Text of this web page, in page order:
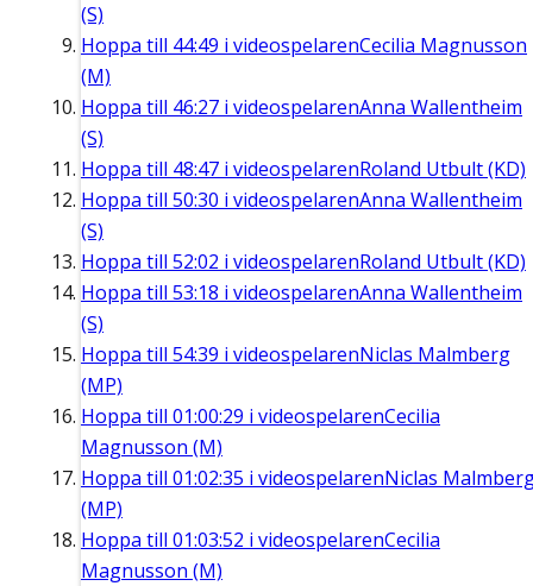
(S)
Hoppa till 44:49 i videospelarenCecilia Magnusson
(M)
Hoppa till 46:27 i videospelarenAnna Wallentheim
(S)
Hoppa till 48:47 i videospelarenRoland Utbult (KD)
Hoppa till 50:30 i videospelarenAnna Wallentheim
(S)
Hoppa till 52:02 i videospelarenRoland Utbult (KD)
Hoppa till 53:18 i videospelarenAnna Wallentheim
(S)
Hoppa till 54:39 i videospelarenNiclas Malmberg
(MP)
Hoppa till 01:00:29 i videospelarenCecilia
Magnusson (M)
Hoppa till 01:02:35 i videospelarenNiclas
(MP)
Hoppa till 01:03:52 i videospelarenCecilia
Magnusson (M)